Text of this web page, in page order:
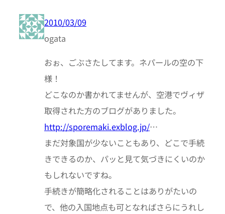
2010/03/09
ogata
おぉ、ごぶさたしてます。ネパールの空の下
様！
どこなのか書かれてませんが、空港でヴィザ
取得された方のブログがありました。
http://sporemaki.exblog.jp/…
まだ対象国が少ないこともあり、どこで手続
きできるのか、パッと見て気づきにくいのか
もしれないですね。
手続きが簡略化されることはありがたいの
で、他の入国地点も可となればさらにうれし